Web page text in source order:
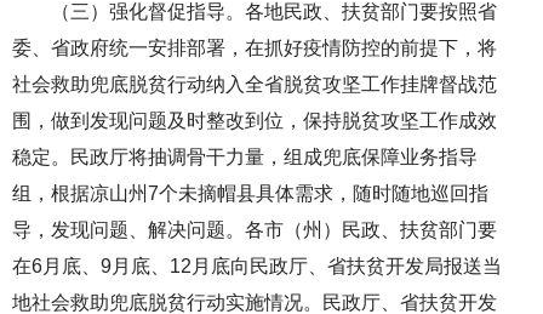
（三）强化督促指导。各地民政、扶贫部门要按照省
委、省政府统一安排部署，在抓好疫情防控的前提下，将
社会救助兜底脱贫行动纳入全省脱贫攻坚工作挂牌督战范
围，做到发现问题及时整改到位，保持脱贫攻坚工作成效
稳定。民政厅将抽调骨干力量，组成兜底保障业务指导
组，根据凉山州7个未摘帽县具体需求，随时随地巡回指
导，发现问题、解决问题。各市（州）民政、扶贫部门要
在6月底、9月底、12月底向民政厅、省扶贫开发局报送当
地社会救助兜底脱贫行动实施情况。民政厅、省扶贫开发